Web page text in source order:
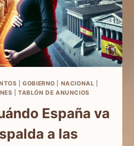
|GOBIERNO NACIONAL
|TABLÓN DE ANUNCIOS
España va
a las